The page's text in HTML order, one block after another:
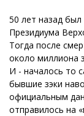
50 лет назад
Президиума
Тогда после
около миллиона
И - началось то
бывшие зэки
официальным
отправилось на